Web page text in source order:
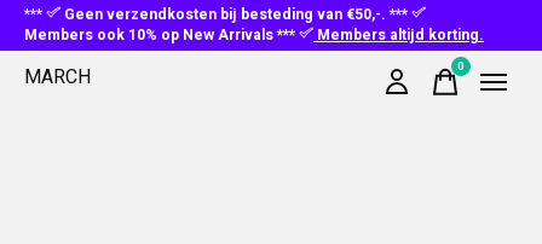
***
Geen verzendkosten bij besteding van €50,-. ***
Members ook 10% op New Arrivals ***
Members altijd korting.
MARCH 0items